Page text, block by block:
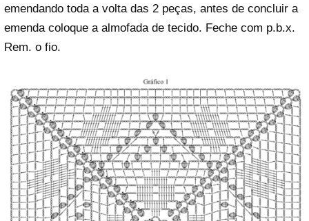
emendando toda a volta das 2 peças, antes de concluir a
emenda coloque a almofada de tecido. Feche com p.b.x.
Rem. o fio.